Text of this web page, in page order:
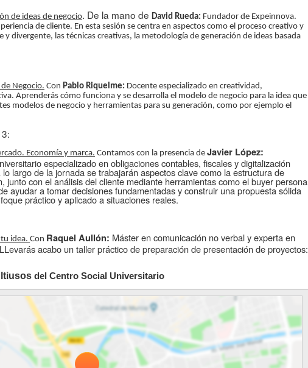
de ideas de negocio. De la mano de David Rueda: Fundador de Expeinnova.
de cliente. En esta sesión se centra en aspectos como el proceso creativo y
y divergente, las técnicas creativas, la metodología de generación de ideas basada
Negocio. Con Pablo Riquelme: Docente especializado en creatividad,
Aprenderás cómo funciona y se desarrolla el modelo de negocio para la idea que
modelos de negocio y herramientas para su generación, como por ejemplo el
Economía y marca. Contamos con la presencia de Javier López:
especializado en obligaciones contables, fiscales y digitalización
largo de la jornada se trabajarán aspectos clave como la estructura de
junto con el análisis del cliente mediante herramientas como el buyer persona
ayudar a tomar decisiones fundamentadas y construir una propuesta sólida
práctico y aplicado a situaciones reales.
idea. Con Raquel Aullón: Máster en comunicación no verbal y experta en
acabo un taller práctico de preparación de presentación de proyectos:
del Centro Social Universitario